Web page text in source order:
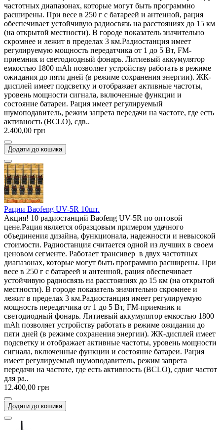
частотных диапазонах, которые могут быть программно
расширены. При весе в 250 г с батареей и антенной, рация
обеспечивает устойчивую радиосвязь на расстояниях до 15 км
(на открытой местности). В городе показатель значительно
скромнее и лежит в пределах 3 км.Радиостанция имеет
регулируемую мощность передатчика от 1 до 5 Вт, FM-
приемник и светодиодный фонарь. Литиевый аккумулятор
емкостью 1800 mAh позволяет устройству работать в режиме
ожидания до пяти дней (в режиме сохранения энергии). ЖК-
дисплей имеет подсветку и отображает активные частоты,
уровень мощности сигнала, включенные функции и
состояние батареи. Рация имеет регулируемый
шумоподавитель, режим запрета передачи на частоте, где есть
активность (BCLO), сдв..
2.400,00 грн
Додати до кошика
Рации Baofeng UV-5R 10шт.
Акция! 10 радиостанций Baofeng UV-5R по оптовой
цене.Рация является образцовым примером удачного
объединения дизайна, функционала, надежности и невысокой
стоимости. Радиостанция считается одной из лучших в своем
ценовом сегменте. Работает трансивер в двух частотных
диапазонах, которые могут быть программно расширены. При
весе в 250 г с батареей и антенной, рация обеспечивает
устойчивую радиосвязь на расстояниях до 15 км (на открытой
местности). В городе показатель значительно скромнее и
лежит в пределах 3 км.Радиостанция имеет регулируемую
мощность передатчика от 1 до 5 Вт, FM-приемник и
светодиодный фонарь. Литиевый аккумулятор емкостью 1800
mAh позволяет устройству работать в режиме ожидания до
пяти дней (в режиме сохранения энергии). ЖК-дисплей имеет
подсветку и отображает активные частоты, уровень мощности
сигнала, включенные функции и состояние батареи. Рация
имеет регулируемый шумоподавитель, режим запрета
передачи на частоте, где есть активность (BCLO), сдвиг частот
для ра..
12.400,00 грн
Додати до кошика